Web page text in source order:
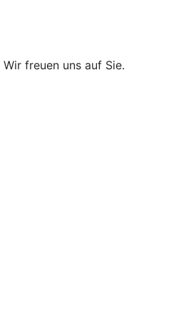
freuen uns auf Sie.